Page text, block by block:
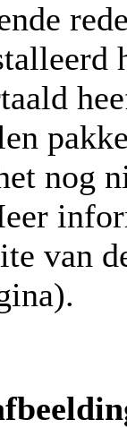
nog
van